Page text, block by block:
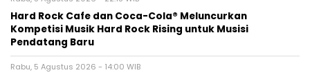
Hard Rock Cafe dan Coca-Cola® Meluncurkan
Kompetisi Musik Hard Rock Rising untuk Musisi
Pendatang Baru
Rabu, 5 Agustus 2026 - 14:00 WIB